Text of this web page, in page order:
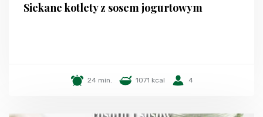
Siekane kotlety z sosem jogurtowym
24 min. 1071 kcal 4